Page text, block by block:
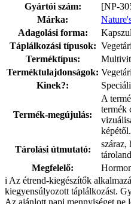
Gyártói szám:
[NP-
Márka:
Adagolási forma:
Táplálkozási típusok:
Terméktípus:
Terméktulajdonságok:
Kinek?:
Termék-megújulás:
A
termék
képétől.
Tárolási útmutató:
száraz,
Megfelelő:
i Az étrend-kiegészítők
kiegyensúlyozott táplálkozást.
Az ajánlott napi mennyiséget ne